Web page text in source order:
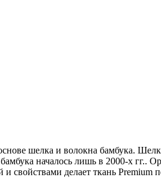
шелка и волокна бамбука.
началось лишь в 2000-х гг..
свойствами делает ткань Premium